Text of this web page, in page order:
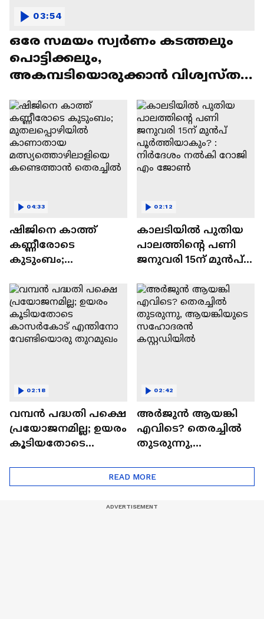
ഒരേ സമയം സ്വർണം കടത്തലും
പൊട്ടിക്കലും,
അകമ്പടിയൊരുക്കാൻ വിശ്വസ്ത
ആയങ്കിയെ അറിയാം
03:54
ഷിജിനെ കാത്ത്
കണ്ണീരോടെ
കുടുംബം;
കാണാതായ
മത്സ്യത്തൊഴിലാളി
യെ കണ്ടെത്താന്‍
തെരച്ചില്‍
04:33
കാലടിയിൽ പുതിയ
പാലത്തിന്റെ പണി
ജനുവരി 15ന് മുൻപ്
നിർദേശം നൽകി
റോജി എം ജോൺ
02:12
വമ്പൻ പദ്ധതി പക്ഷെ
പ്രയോജനമില്ല; ഉയരം
കൂടിയതോടെ
വേണ്ടിയൊരു
02:18
അർജുൻ ആയങ്കി
എവിടെ? തെരച്ചിൽ
തുടരുന്നു,
സഹോദരൻ
കസ്റ്റഡിയിൽ
02:42
READ MORE